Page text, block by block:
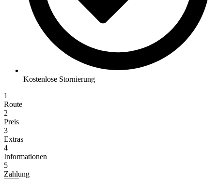
Kostenlose Stornierung
1
Route
2
Preis
3
Extras
4
Informationen
5
Zahlung